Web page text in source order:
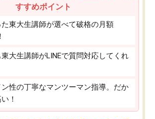
すすめポイント
東大生講師が選べて破格の月額
大生講師がLINEで質問対応してくれ
性の丁寧なマンツーマン指導。だか
！